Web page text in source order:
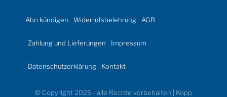
Abo kündigen Widerrufsbelehrung AGB
Zahlung und Lieferungen Impressum
Datenschutzerklärung Kontakt
© Copyright 2025 - alle Rechte vorbehalten | Kopp